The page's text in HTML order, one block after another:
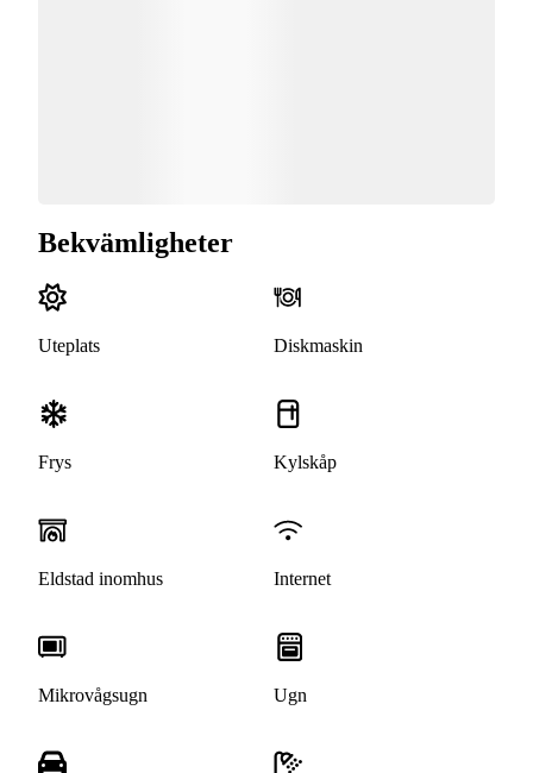
Bekvämligheter
Uteplats Diskmaskin
Frys Kylskåp
Eldstad inomhus Internet
Mikrovågsugn Ugn